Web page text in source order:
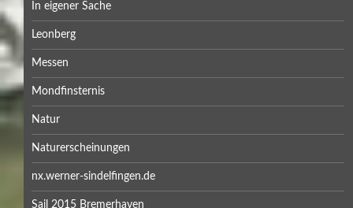
In eigener Sache
Leonberg
Messen
Mondfinsternis
Natur
Naturerscheinungen
nx.werner-sindelfingen.de
Sail 2015 Bremerhaven